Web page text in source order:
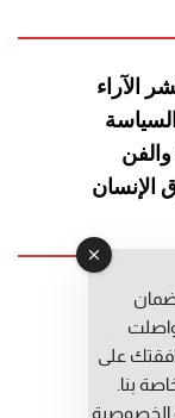
الآراء
السياسة
والفن
الإنسان
قبال
على
بنا.